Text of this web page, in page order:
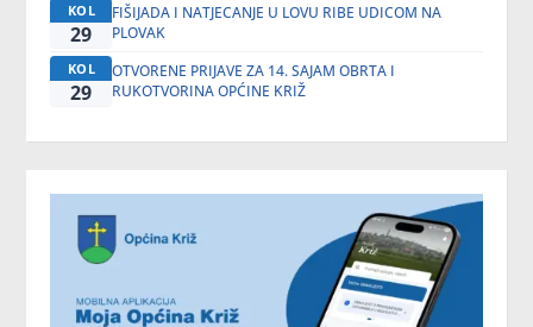
KOL
29
FIŠIJADA I NATJECANJE U LOVU RIBE UDICOM NA
PLOVAK
KOL
29
OTVORENE PRIJAVE ZA 14. SAJAM OBRTA I
RUKOTVORINA OPĆINE KRIŽ